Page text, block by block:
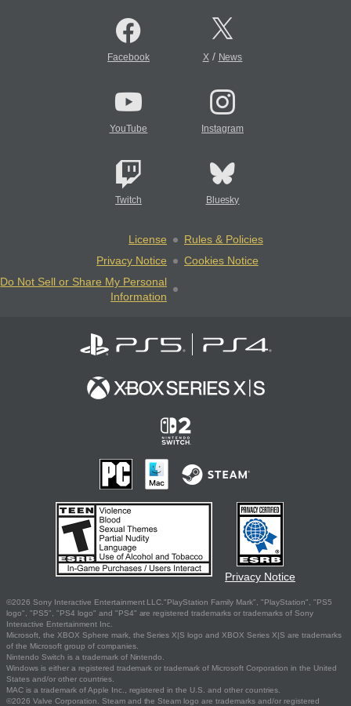
Facebook X/ News
YouTube Instagram
Twitch Bluesky
License
Rules & Policies
Privacy Notice
Cookies Notice
Do Not Sell or Share My Personal
Information
Privacy Notice
©2026 Sony Interactive Entertainment LLC."PlayStation Family Mark", "PlayStation", "PS5
logo", "PS5", "PS4 logo" and "PS4" are registered trademarks or trademarks of Sony
Interactive Entertainment Inc.
Microsoft, the XBOX Sphere mark, the Series X|S logo and XBOX Series X|S are trademarks
of the Microsoft group of companies.
Nintendo Switch is a trademark of Nintendo.
Windows is either a registered trademark or trademark of Microsoft Corporation in the United
States and/or other countries.
MAC is a trademark of Apple Inc., registered in the U.S. and other countries.
©2026 Valve Corporation. Steam and the Steam logo are trademarks and/or registered